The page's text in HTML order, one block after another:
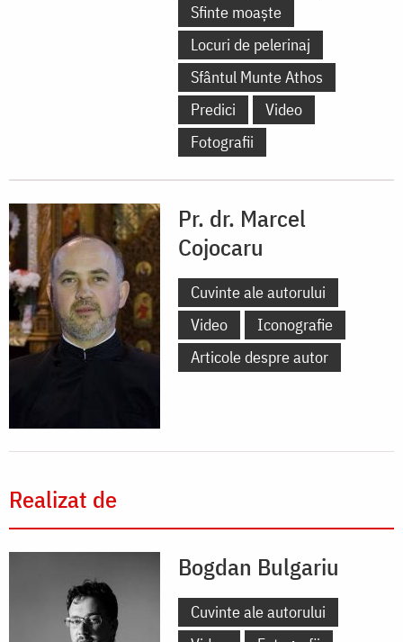
Sfinte moaște
Locuri de pelerinaj
Sfântul Munte Athos
Predici
Video
Fotografii
Pr. dr. Marcel
Cojocaru
Cuvinte ale autorului
Video
Iconografie
Articole despre autor
Realizat de
Bogdan Bulgariu
Cuvinte ale autorului